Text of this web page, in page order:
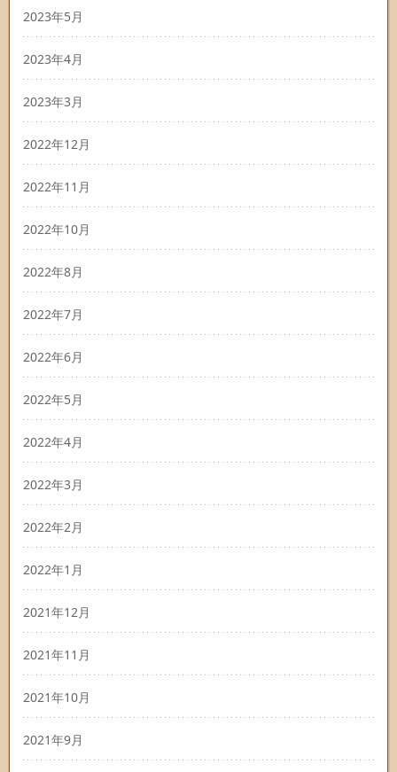
2023年5月
2023年4月
2023年3月
2022年12月
2022年11月
2022年10月
2022年8月
2022年7月
2022年6月
2022年5月
2022年4月
2022年3月
2022年2月
2022年1月
2021年12月
2021年11月
2021年10月
2021年9月